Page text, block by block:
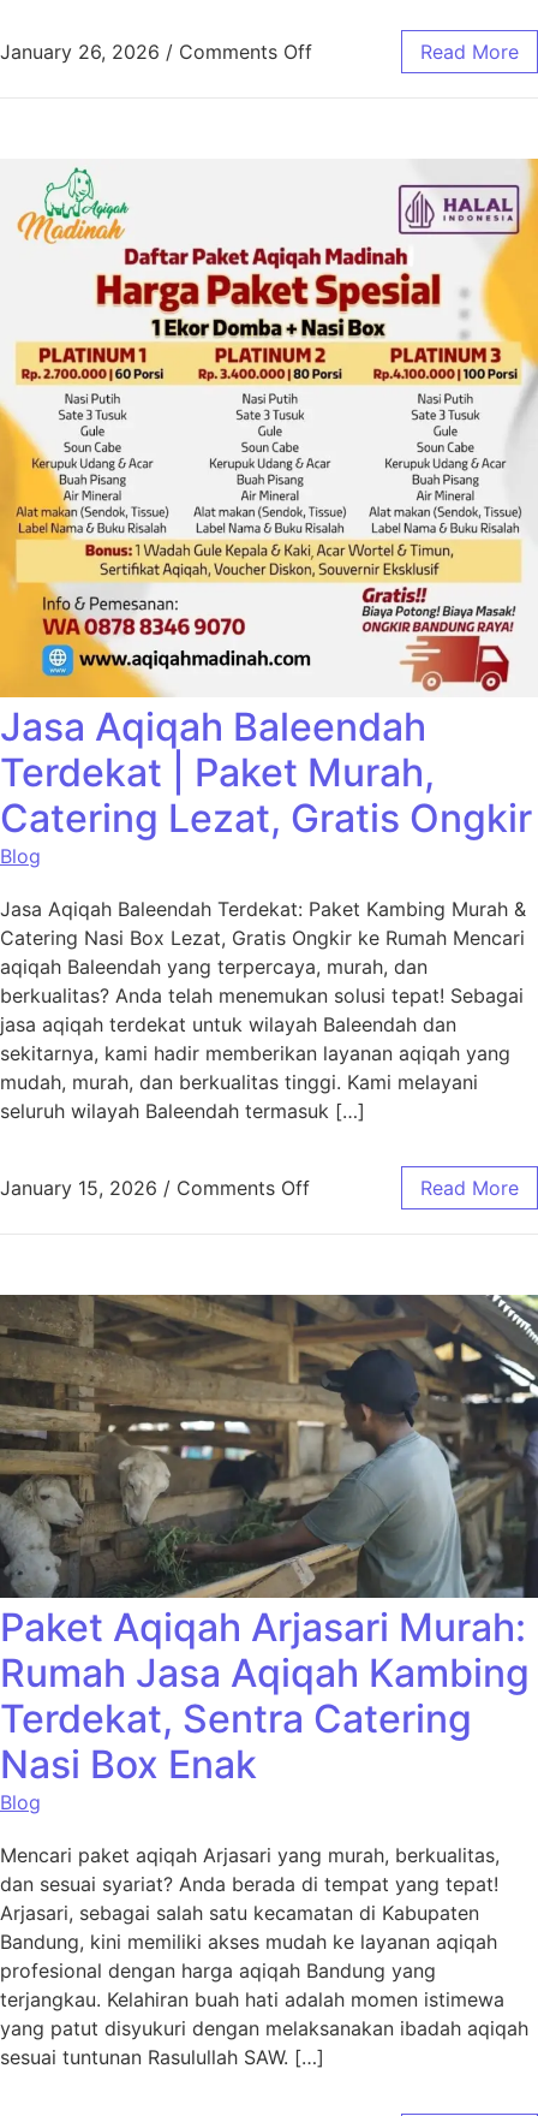
January 26, 2026 / Comments Off Read More
Jasa Aqiqah Baleendah
Terdekat | Paket Murah,
Catering Lezat, Gratis Ongkir
Blog
Jasa Aqiqah Baleendah Terdekat: Paket Kambing Murah &
Catering Nasi Box Lezat, Gratis Ongkir ke Rumah Mencari
aqiqah Baleendah yang terpercaya, murah, dan
berkualitas? Anda telah menemukan solusi tepat! Sebagai
jasa aqiqah terdekat untuk wilayah Baleendah dan
sekitarnya, kami hadir memberikan layanan aqiqah yang
mudah, murah, dan berkualitas tinggi. Kami melayani
seluruh wilayah Baleendah termasuk […]
January 15, 2026 / Comments Off Read More
Paket Aqiqah Arjasari Murah:
Rumah Jasa Aqiqah Kambing
Terdekat, Sentra Catering
Nasi Box Enak
Blog
Mencari paket aqiqah Arjasari yang murah, berkualitas,
dan sesuai syariat? Anda berada di tempat yang tepat!
Arjasari, sebagai salah satu kecamatan di Kabupaten
Bandung, kini memiliki akses mudah ke layanan aqiqah
profesional dengan harga aqiqah Bandung yang
terjangkau. Kelahiran buah hati adalah momen istimewa
yang patut disyukuri dengan melaksanakan ibadah aqiqah
sesuai tuntunan Rasulullah SAW. […]